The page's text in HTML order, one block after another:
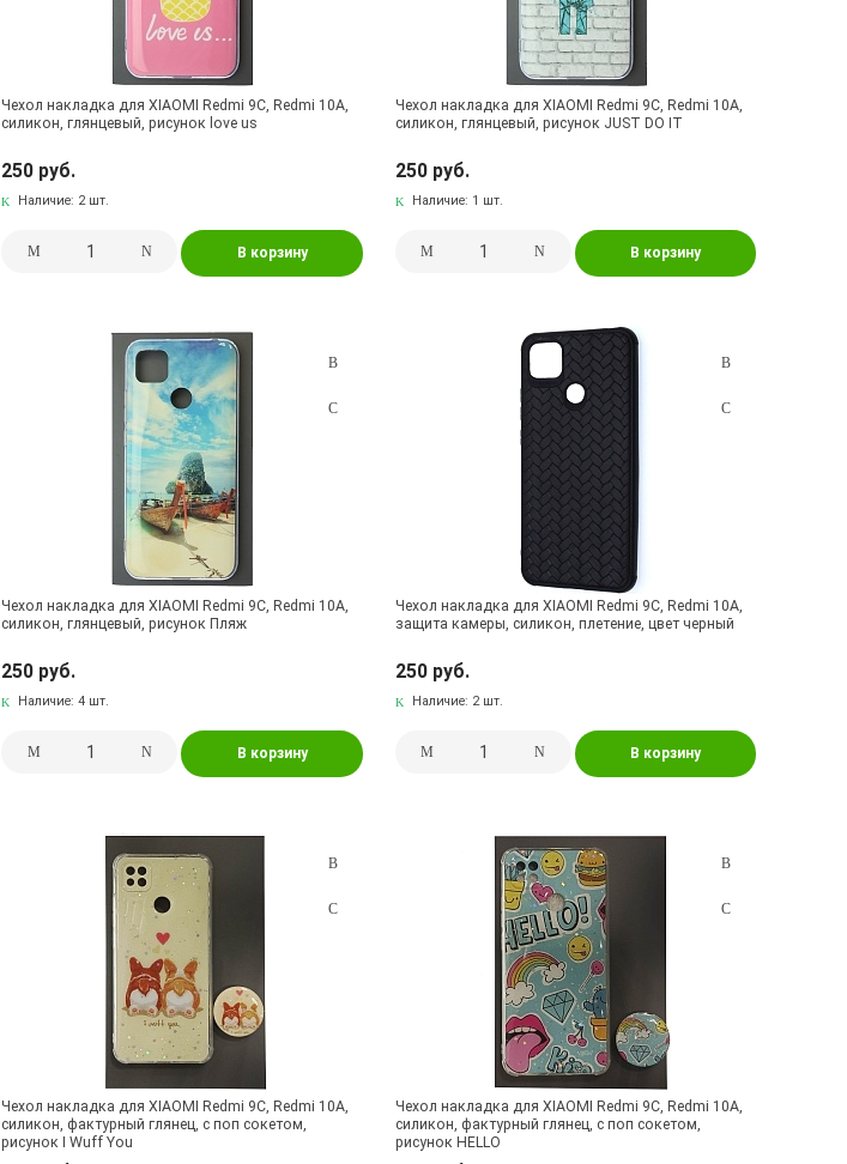
Чехол накладка для XIAOMI Redmi 9C, Redmi 10A,
силикон, глянцевый, рисунок love us
250 руб.
Наличие: 2 шт.
В корзину
Чехол накладка для XIAOMI Redmi 9C, Redmi 10A,
силикон, глянцевый, рисунок JUST DO IT
250 руб.
Наличие: 1 шт.
В корзину
Чехол накладка для XIAOMI Redmi 9C, Redmi 10A,
силикон, глянцевый, рисунок Пляж
250 руб.
Наличие:4 шт.
В корзину
Чехол накладка для XIAOMI Redmi 9C, Redmi 10A,
защита камеры, силикон, плетение, цвет черный
250 руб.
Наличие: 2 шт.
В корзину
Чехол накладка для XIAOMI Redmi 9C, Redmi 10A,
силикон, фактурный глянец, с поп сокетом,
рисунок I Wuff You
Чехол накладка для XIAOMI Redmi 9C, Redmi 10A,
силикон, фактурный глянец, с поп сокетом,
рисунок HELLO